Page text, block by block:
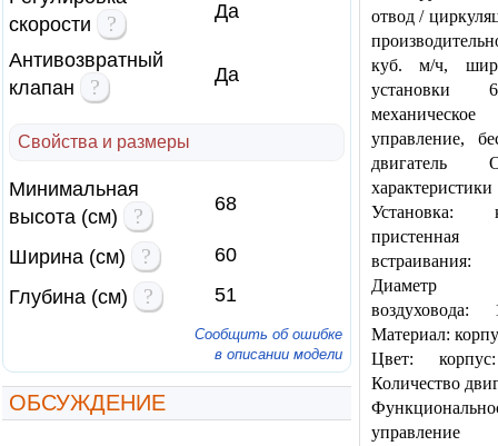
скорости
? Да
Антивозвратный
клапан
? Да
Свойства и размеры
Минимальная
высота (см)
? 68
Ширина (см) ?
60
Глубина (см)
? 51
Сообщить об ошибке
в описании модели
ОБСУЖДЕНИЕ
отвод /
куб. м/ч,
установки
механическое
управление,
двигатель
характеристики
Установка:
пристенная
Диаметр
Материал:
Цвет:
Количество
управление